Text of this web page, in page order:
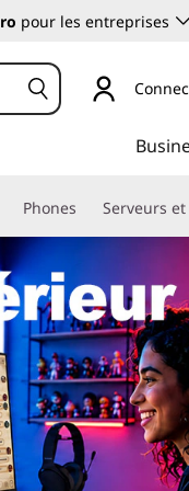
pour les entreprises
Phones Serveurs